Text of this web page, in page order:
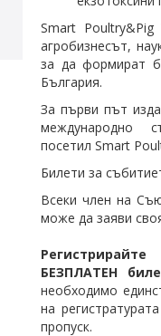
Smart
агробизнесът,
за да формират
България.
За първи път
международно
посетил Smart
Билети за
Всеки член на
може да заяви
БЕЗПЛАТЕН
необходимо
на
пропуск.